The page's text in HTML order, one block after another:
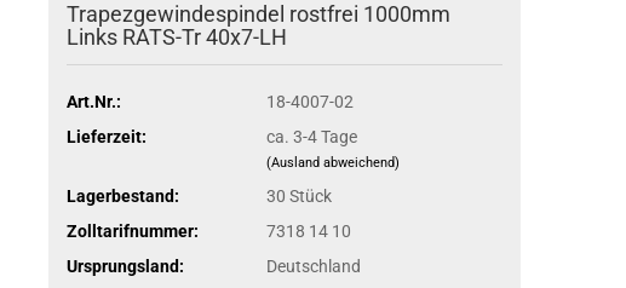
Trapezgewindespindel rostfrei 1000mm
Links RATS-Tr 40x7-LH
Art.Nr.:
18-4007-02
Lieferzeit:
ca. 3-4 Tage
(Ausland abweichend)
Lagerbestand: 30 Stück
Zolltarifnummer:
7318 14 10
Ursprungsland:
Deutschland